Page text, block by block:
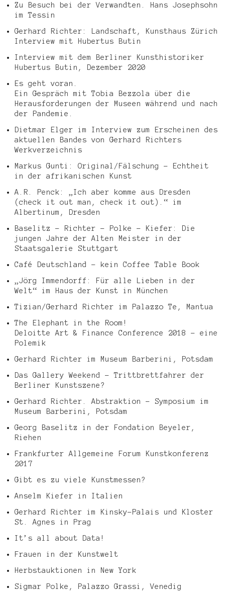
Zu Besuch bei der Verwandten. Hans Josephsohn
im Tessin
Gerhard Richter: Landschaft, Kunsthaus Zürich
Interview mit Hubertus Butin
Interview mit dem Berliner Kunsthistoriker
Hubertus Butin, Dezember 2020
Es geht voran.
Ein Gespräch mit Tobia Bezzola über die
Herausforderungen der Museen während und nach
der Pandemie.
Dietmar Elger im Interview zum Erscheinen des
aktuellen Bandes von Gerhard Richters
Werkverzeichnis
Markus Gunti: Original/Fälschung – Echtheit
in der afrikanischen Kunst
A.R. Penck: „Ich aber komme aus Dresden
(check it out man, check it out).“ im
Albertinum, Dresden
Baselitz – Richter – Polke – Kiefer: Die
jungen Jahre der Alten Meister in der
Staatsgalerie Stuttgart
Café Deutschland – kein Coffee Table Book
„Jörg Immendorff: Für alle Lieben in der
Welt“ im Haus der Kunst in München
Tizian/Gerhard Richter im Palazzo Te, Mantua
The Elephant in the Room!
Deloitte Art & Finance Conference 2018 – eine
Polemik
Gerhard Richter im Museum Barberini, Potsdam
Das Gallery Weekend – Trittbrettfahrer der
Berliner Kunstszene?
Gerhard Richter. Abstraktion – Symposium im
Museum Barberini, Potsdam
Georg Baselitz in der Fondation Beyeler,
Riehen
Frankfurter Allgemeine Forum Kunstkonferenz
2017
Gibt es zu viele Kunstmessen?
Anselm Kiefer in Italien
Gerhard Richter im Kinsky-Palais und Kloster
St. Agnes in Prag
It’s all about Data!
Frauen in der Kunstwelt
Herbstauktionen in New York
Sigmar Polke, Palazzo Grassi, Venedig